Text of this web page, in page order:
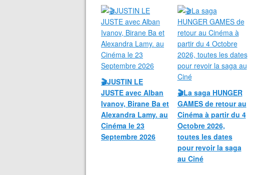
🎬JUSTIN LE
JUSTE avec Alban
Ivanov, Birane Ba et
Alexandra Lamy. au
Cinéma le 23
Septembre 2026
🎬La saga HUNGER
GAMES de retour au
Cinéma à partir du 4
Octobre 2026,
toutes les dates
pour revoir la saga
au Ciné